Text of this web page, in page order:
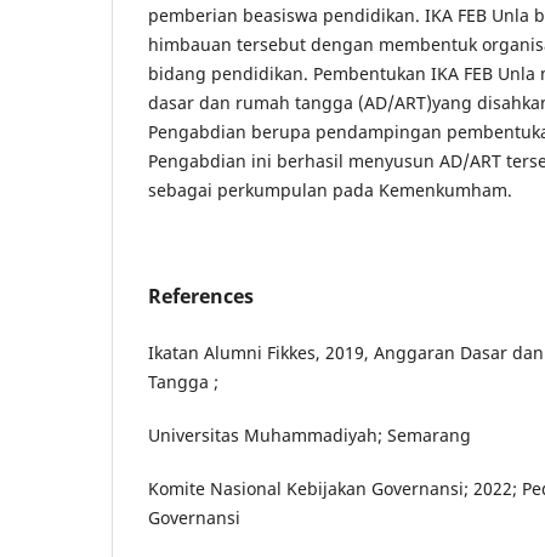
pemberian beasiswa pendidikan. IKA FEB Unla
himbauan tersebut dengan membentuk
bidang pendidikan. Pembentukan IKA FEB
dasar dan rumah tangga (AD/ART)yang
Pengabdian berupa pendampingan
Pengabdian ini berhasil menyusun AD/ART
sebagai perkumpulan pada Kemenkumham.
References
Ikatan Alumni Fikkes, 2019, Anggaran Dasar
Tangga ;
Universitas Muhammadiyah; Semarang
Komite Nasional Kebijakan Governansi; 2022;
Governansi